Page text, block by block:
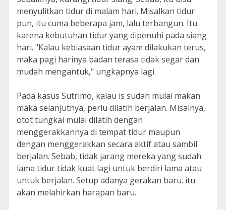
menyulitkan tidur di malam hari. Misalkan tidur
pun, itu cuma beberapa jam, lalu terbangun. Itu
karena kebutuhan tidur yang dipenuhi pada siang
hari. "Kalau kebiasaan tidur ayam dilakukan terus,
maka pagi harinya badan terasa tidak segar dan
mudah mengantuk," ungkapnya lagi.
Pada kasus Sutrimo, kalau is sudah mulai makan
maka selanjutnya, perlu dilatih berjalan. Misalnya,
otot tungkai mulai dilatih dengan
menggerakkannya di tempat tidur maupun
dengan menggerakkan secara aktif atau sambil
berjalan. Sebab, tidak jarang mereka yang sudah
lama tidur tidak kuat lagi untuk berdiri lama atau
untuk berjalan. Setup adanya gerakan baru. itu
akan melahirkan harapan baru.